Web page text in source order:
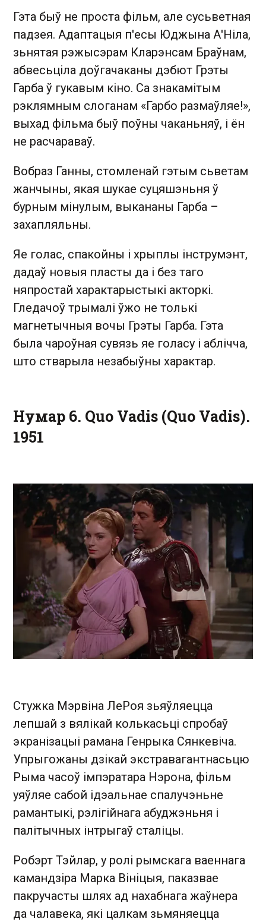
Гэта быў не проста фільм, але сусьветная
падзея. Адаптацыя п'есы Юджына А'Ніла,
зьнятая рэжысэрам Кларэнсам Браўнам,
абвесьціла доўгачаканы дэбют Грэты
Гарба ў гукавым кіно. Са знакамітым
рэклямным слоганам «Гарбо размаўляе!»,
выхад фільма быў поўны чаканьняў, і ён
не расчараваў.
Вобраз Ганны, стомленай гэтым сьветам
жанчыны, якая шукае суцяшэньня ў
бурным мінулым, выкананы Гарба –
захапляльны.
Яе голас, спакойны і хрыплы інструмэнт,
дадаў новыя пласты да і без таго
няпростай характарыстыкі акторкі.
Гледачоў трымалі ўжо не толькі
магнетычныя вочы Грэты Гарба. Гэта
была чароўная сувязь яе голасу і аблічча,
што стварыла незабыўны характар.
Нумар 6. Quo Vadis (Quo Vadis).
1951
Стужка Мэрвіна ЛеРоя зьяўляецца
лепшай з вялікай колькасьці спробаў
экранізацыі рамана Генрыка Сянкевіча.
Упрыгожаны дзікай экстравагантнасьцю
Рыма часоў імпэратара Нэрона, фільм
уяўляе сабой ідэальнае спалучэньне
рамантыкі, рэлігійнага абуджэньня і
палітычных інтрыгаў сталіцы.
Робэрт Тэйлар, у ролі рымскага ваеннага
камандзіра Марка Вініцыя, паказвае
пакручасты шлях ад нахабнага жаўнера
да чалавека, які цалкам зьмяняецца